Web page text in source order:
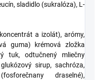
sladidlo (sukralóza), L-
a izolát), arómy,
guma) krémová zložka
tuk, odtučnený mliečny
sirup, sachróza,
draselné),